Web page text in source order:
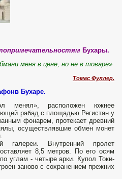
Бухары.
меня в цене, но не в товаре»
Томас Фуллер.
Бухаре.
менял», расположен южнее
рабад с площадью Регистан у
фонарем, протекает древний
осуществлявшие обмен монет
Внутренний пролет
8,5 метров. По его осям
углам - четыре арки. Купол Токи-
заново с сохранением прежних